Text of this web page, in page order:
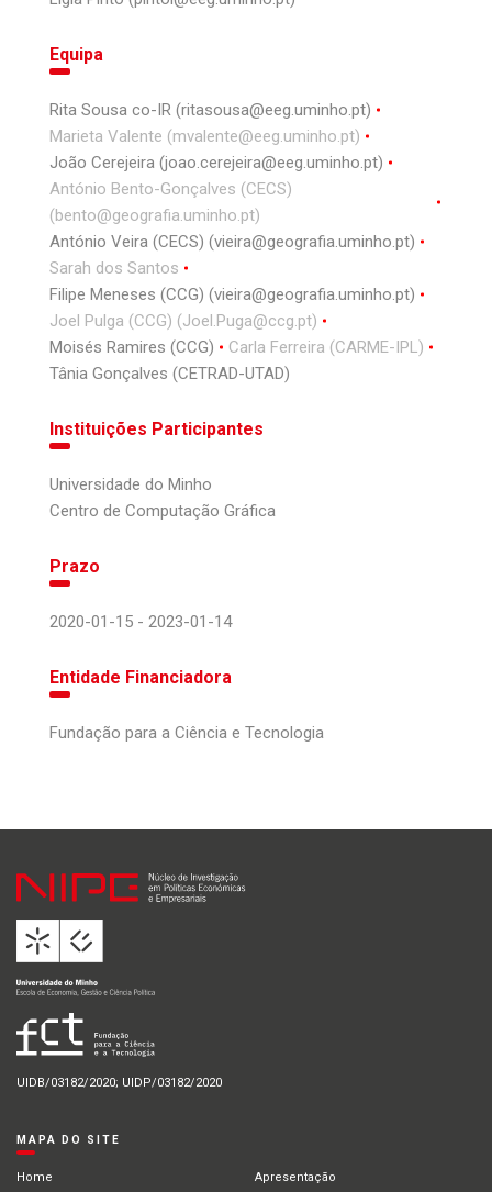
Equipa
Rita Sousa co-IR (ritasousa@eeg.uminho.pt)
Marieta Valente (mvalente@eeg.uminho.pt)
João Cerejeira (joao.cerejeira@eeg.uminho.pt)
António Bento-Gonçalves (CECS)
(bento@geografia.uminho.pt)
António Veira (CECS) (vieira@geografia.uminho.pt)
Sarah dos Santos
Filipe Meneses (CCG) (vieira@geografia.uminho.pt)
Joel Pulga (CCG) (Joel.Puga@ccg.pt)
Moisés Ramires (CCG)
Carla Ferreira (CARME-IPL)
Tânia Gonçalves (CETRAD-UTAD)
Instituições Participantes
Universidade do Minho
Centro de Computação Gráfica
Prazo
2020-01-15 - 2023-01-14
Entidade Financiadora
Fundação para a Ciência e Tecnologia
UIDB/03182/2020; UIDP/03182/2020
MAPA DO SITE
Home Apresentação